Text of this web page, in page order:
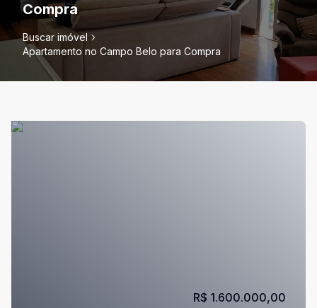
Compra
Buscar imóvel
Apartamento no Campo Belo para Compra
R$ 1.600.000,00